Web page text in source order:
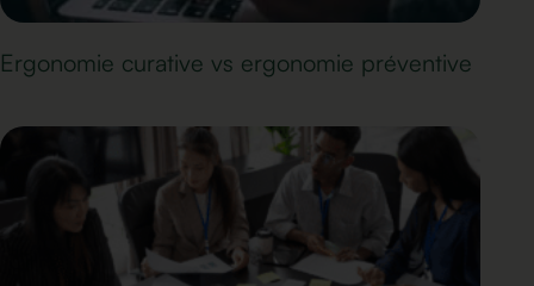
Ergonomie curative vs ergonomie préventive